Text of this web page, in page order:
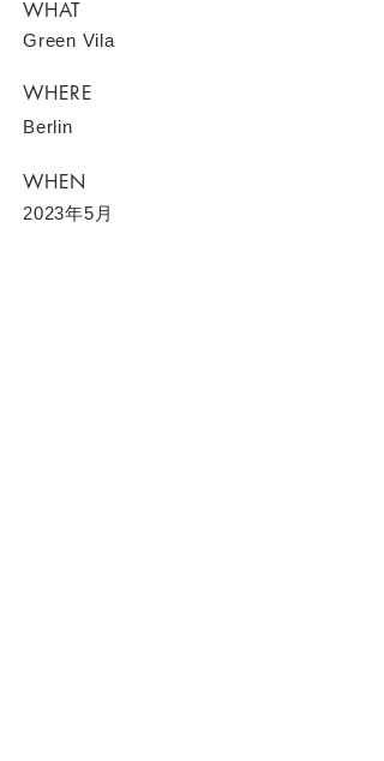
WHAT
Green Vila
WHERE
Berlin
WHEN
2023年5月